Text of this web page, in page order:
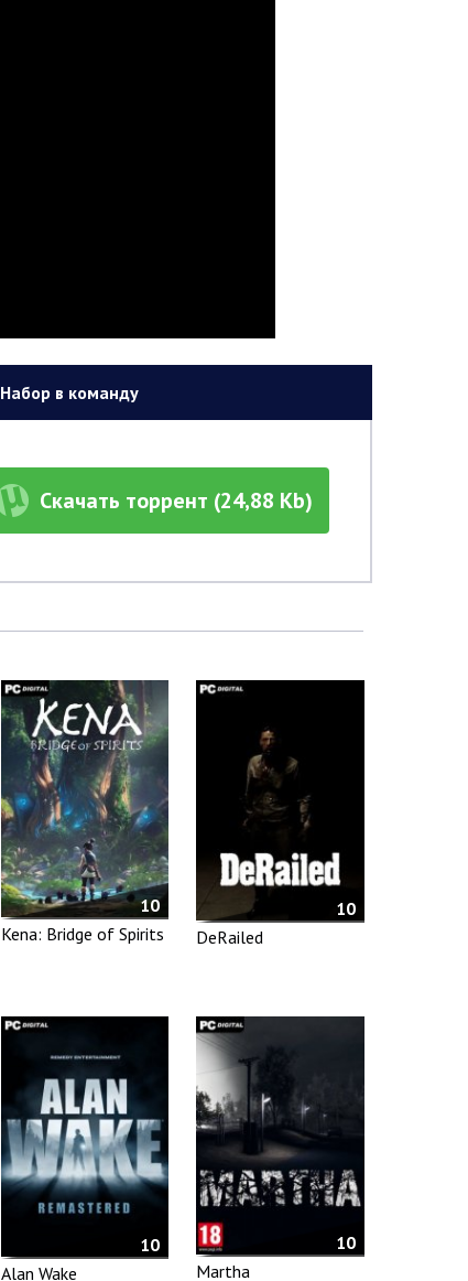
Набор в команду
Скачать торрент (24,88 Kb)
10
Kena: Bridge of Spirits
10
DeRailed
10
Alan Wake
10
Martha